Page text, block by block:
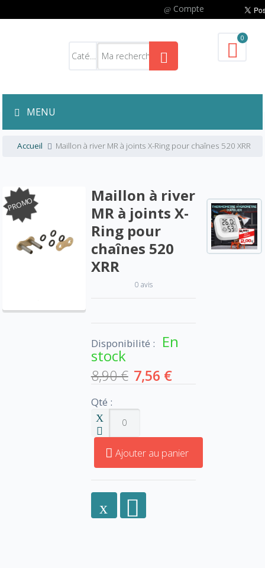
Compte
0
MENU
Accueil Maillon à river MR à joints X-Ring pour chaînes 520 XRR
PROMO
Maillon à river
MR à joints X-
Ring pour
chaînes 520
XRR
0 avis
Disponibilité : En
stock
8,90 € 7,56 €
Qté :
Ajouter au panier